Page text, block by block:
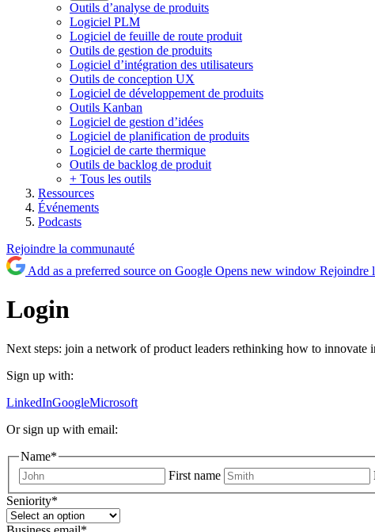
Outils d’analyse de produits
Logiciel PLM
Logiciel de feuille de route produit
Outils de gestion de produits
Logiciel d’intégration des utilisateurs
Outils de conception UX
Logiciel de développement de produits
Outils Kanban
Logiciel de gestion d’idées
Logiciel de planification de produits
Logiciel de carte thermique
Outils de backlog de produit
+ Tous les outils
Ressources
Événements
Podcasts
Rejoindre la communauté
Add as a preferred source on Google Opens new window Rejoindre
Login
Next steps: join a network of product leaders rethinking how to innovate
Sign up with:
LinkedInGoogleMicrosoft
Or sign up with email:
Name*
First name
Seniority*